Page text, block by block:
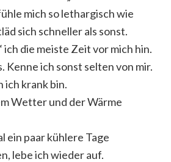
mich so lethargisch wie
sich schneller als sonst.
ich die meiste Zeit vor mich hin.
Kenne ich sonst selten von mir.
ich krank bin.
Wetter und der Wärme
ein paar kühlere Tage
lebe ich wieder auf.